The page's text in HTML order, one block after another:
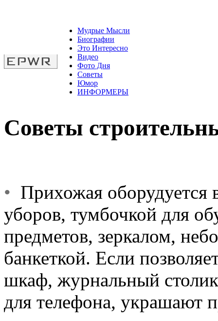
Мудрые Мысли
Биографии
Это Интересно
Видео
Фото Дня
Советы
Юмор
ИНФОРМЕРЫ
Советы
• Прихожая оборудуется
уборов, тумбочкой для
предметов, зеркалом,
банкеткой. Если
шкаф, журнальный
для телефона, украшают